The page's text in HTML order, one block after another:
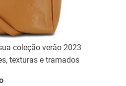
coleção verão 2023
texturas e tramados